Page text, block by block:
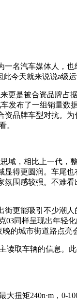
名汽车媒体人，
今天就来说说a级运
是被合资品牌占
布了一组销量
品牌车型对抗。
。
，相比上一代
得更圆润。车尾
围感较强。不难
更能吸引不少潮
同样呈现出年
的城市街道路点亮
取车辆的信息
扭矩240n·m，0-